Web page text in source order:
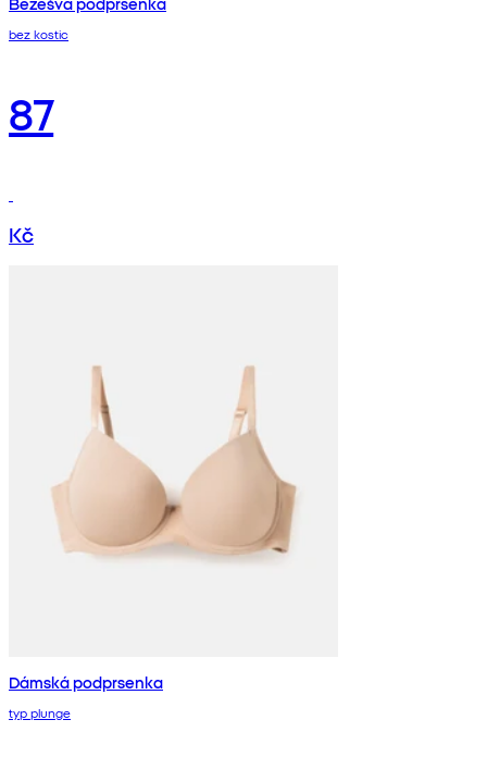
bez kostic
87
Kč
Dámská podprsenka
typ plunge